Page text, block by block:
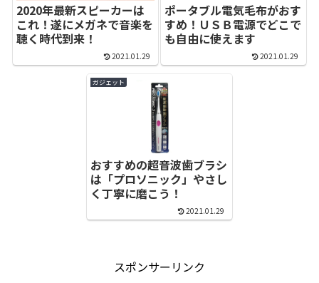
2020年最新スピーカーは
これ！遂にメガネで音楽を
聴く時代到来！
2021.01.29
ポータブル電気毛布がおす
すめ！ＵＳＢ電源でどこで
も自由に使えます
2021.01.29
ガジェット
おすすめの超音波歯ブラシ
は「プロソニック」やさし
く丁寧に磨こう！
2021.01.29
スポンサーリンク